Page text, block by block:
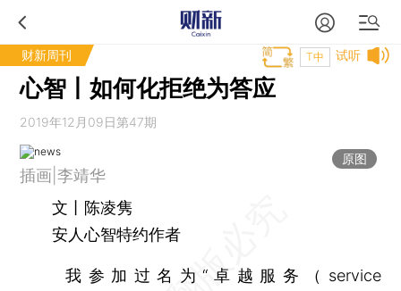
财新周刊 试听
T中
心智丨如何化拒绝为答应
2019年12月09日第47期
原图
插画|李靖华
文丨陈凌隽
安人心智特约作者
我参加过名为“卓越服务（service